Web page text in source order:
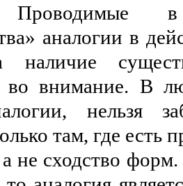
в
аналогии в
во внимание. В
нельзя
там, где есть
не сходство